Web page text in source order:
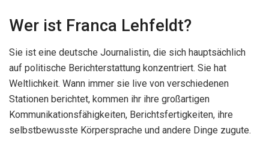
Wer ist Franca Lehfeldt?
Sie ist eine deutsche Journalistin, die sich hauptsächlich
auf politische Berichterstattung konzentriert. Sie hat
Weltlichkeit. Wann immer sie live von verschiedenen
Stationen berichtet, kommen ihr ihre großartigen
Kommunikationsfähigkeiten, Berichtsfertigkeiten, ihre
selbstbewusste Körpersprache und andere Dinge zugute.